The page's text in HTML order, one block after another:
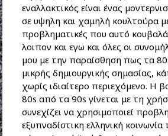
εναλλακτικός είναι ένας
σε υψηλη και χαμηλή κουλτούρα
προβληματικές που αυτό
λοιπον και εγω και όλες οι
μου με την παραίσθηση πως τα
μικρής δημιουργικής σημασίας,
χωρίς ιδιαίτερο περιεχόμενο. Η
80s από τα 90s γίνεται με τη
συνεχίζει να χρησιμοποιεί
εξυπναδίστικη ελληνική κοινωνία